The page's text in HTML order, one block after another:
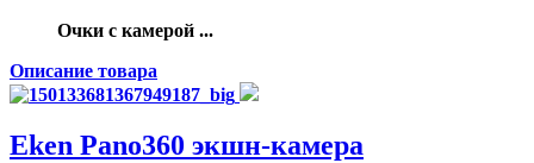
Очки с камерой ...
Описание товара
Eken Pano360 экшн-камера